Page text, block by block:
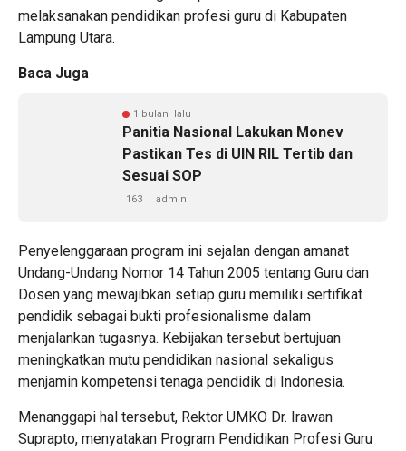
melaksanakan pendidikan profesi guru di Kabupaten
Lampung Utara.
Baca Juga
1 bulan lalu
Panitia Nasional Lakukan Monev
Pastikan Tes di UIN RIL Tertib dan
Sesuai SOP
163 admin
Penyelenggaraan program ini sejalan dengan amanat
Undang-Undang Nomor 14 Tahun 2005 tentang Guru dan
Dosen yang mewajibkan setiap guru memiliki sertifikat
pendidik sebagai bukti profesionalisme dalam
menjalankan tugasnya. Kebijakan tersebut bertujuan
meningkatkan mutu pendidikan nasional sekaligus
menjamin kompetensi tenaga pendidik di Indonesia.
Menanggapi hal tersebut, Rektor UMKO Dr. Irawan
Suprapto, menyatakan Program Pendidikan Profesi Guru